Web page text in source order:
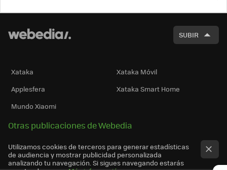
SUBIR
Xataka
Xataka Móvil
Applesfera
Xataka Smart Home
Mundo Xiaomi
Otras publicaciones de Webedia
Utilizamos cookies de terceros para generar estadísticas
de audiencia y mostrar publicidad personalizada
analizando tu navegación. Si sigues navegando estarás